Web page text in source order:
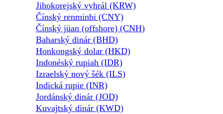
Jihokorejský vyhrál (KRW)
Čínský renminbi (CNY)
Čínský jüan (offshore) (CNH)
Baharský dinár (BHD)
Honkongský dolar (HKD)
Indonéský rupiah (IDR)
Izraelský nový šék (ILS)
Indická rupie (INR)
Jordánský dinár (JOD)
Kuvajtský dinár (KWD)